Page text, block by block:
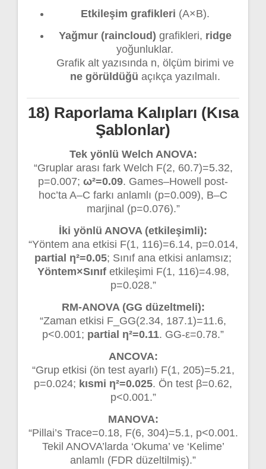
Etkileşim grafikleri (A×B).
Yağmur (raincloud) grafikleri, ridge
yoğunluklar.
Grafik alt yazısında n, ölçüm birimi ve
ne görüldüğü açıkça yazılmalı.
18) Raporlama Kalıpları (Kısa
Şablonlar)
Tek yönlü Welch ANOVA:
“Gruplar arası fark Welch F(2, 60.7)=5.32,
p=0.007; ω²=0.09. Games–Howell post-
hoc’ta A–C farkı anlamlı (p=0.009), B–C
marjinal (p=0.076).”
İki yönlü ANOVA (etkileşimli):
“Yöntem ana etkisi F(1, 116)=6.14, p=0.014,
partial η²=0.05; Sınıf ana etkisi anlamsız;
Yöntem×Sınıfetkileşimi F(1, 116)=4.98,
p=0.028.”
RM-ANOVA (GG düzeltmeli):
“Zaman etkisi F_GG(2.34, 187.1)=11.6,
p<0.001; partial η²=0.11. GG-ε=0.78.”
ANCOVA:
“Grup etkisi (ön test ayarlı) F(1, 205)=5.21,
p=0.024; kısmi η²=0.025. Ön test β=0.62,
p<0.001.”
MANOVA:
“Pillai’s Trace=0.18, F(6, 304)=5.1, p<0.001.
Tekil ANOVA’larda ‘Okuma’ ve ‘Kelime’
anlamlı (FDR düzeltilmiş).”